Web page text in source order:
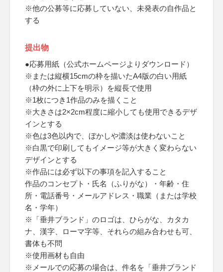
※他の公募等に応募していない、未発表の自作品と
する
提出物
●応募用紙（公式ホームページよりダウンロード）
※または縦横15cmの枠を描いたA4版の白い用紙
（枠の外に上下を明示）を縦長で使用
※1枚につき1作品のみを描くこと
※大きさは2×2cm程度に縮小しても使用できるデザ
インとする
※色は3色以内で、ぼかしや濃淡は使わないこと
※白黒で印刷してもイメージ等が大きく変わらない
デザインとする
※作品には必ず以下の事項を記入すること
作品のコンセプト・氏名（ふりがな）・年齢・住
所・電話番号・メールアドレス・職業（または学校
名・学年）
※「垂井ブランド」のロゴは、ひらがな、カタカ
ナ、漢字、ローマ字等、それらの組み合わせも可、
書体も不問
※使用画材も自由
※メールでの応募の場合は、件名を「垂井ブランド